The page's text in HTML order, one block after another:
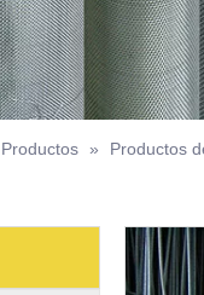
Productos » Productos